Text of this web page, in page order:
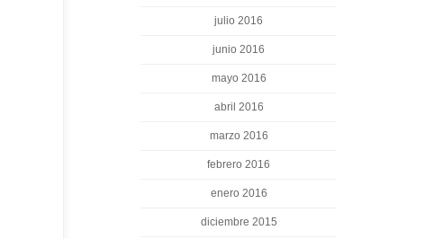
julio 2016
junio 2016
mayo 2016
abril 2016
marzo 2016
febrero 2016
enero 2016
diciembre 2015